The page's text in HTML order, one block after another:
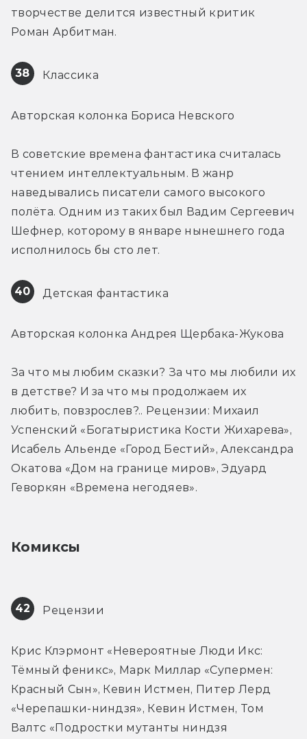
творчестве делится известный критик
Роман Арбитман.
38 Классика
Авторская колонка Бориса Невского
В советские времена фантастика считалась
чтением интеллектуальным. В жанр
наведывались писатели самого высокого
полёта. Одним из таких был Вадим Сергеевич
Шефнер, которому в январе нынешнего года
исполнилось бы сто лет.
40 Детская фантастика
Авторская колонка Андрея Щербака-Жукова
За что мы любим сказки? За что мы любили их
в детстве? И за что мы продолжаем их
любить, повзрослев?.. Рецензии: Михаил
Успенский «Богатыристика Кости Жихарева»,
Исабель Альенде «Город Бестий», Александра
Окатова «Дом на границе миров», Эдуард
Геворкян «Времена негодяев».
Комиксы
42 Рецензии
Крис Клэрмонт «Невероятные Люди Икс:
Тёмный феникс», Марк Миллар «Супермен:
Красный Сын», Кевин Истмен, Питер Лерд
«Черепашки-ниндзя», Кевин Истмен, Том
Валтс «Подростки мутанты ниндзя